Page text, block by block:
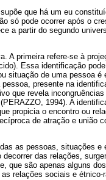
que há um eu
só pode ocorrer após o
a partir do segundo
A primeira refere-se à
Essa identificação
situação de uma pessoa é
presente na
que revela
1994). A
propicia o encontro ou
de atração e união
as pessoas, situações e
das relações,
que são apenas alguns
relações sociais e étnico-